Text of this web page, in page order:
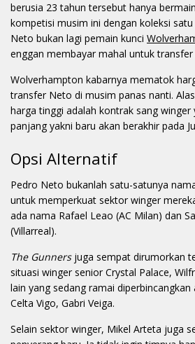
berusia 23 tahun tersebut hanya
kompetisi musim ini dengan koleksi
Neto bukan lagi pemain kunci
enggan membayar mahal untuk transfer
Wolverhampton kabarnya mematok
transfer Neto di musim panas nanti.
harga tinggi adalah kontrak sang winger
panjang yakni baru akan berakhir pada
Opsi Alternatif
Pedro Neto bukanlah satu-satunya
untuk memperkuat sektor winger
ada nama Rafael Leao (AC Milan) dan
(Villarreal).
The Gunnersjuga sempat dirumorkan
situasi winger senior Crystal Palace,
lain yang sedang ramai
Celta Vigo, Gabri Veiga.
Selain sektor winger, Mikel Arteta juga